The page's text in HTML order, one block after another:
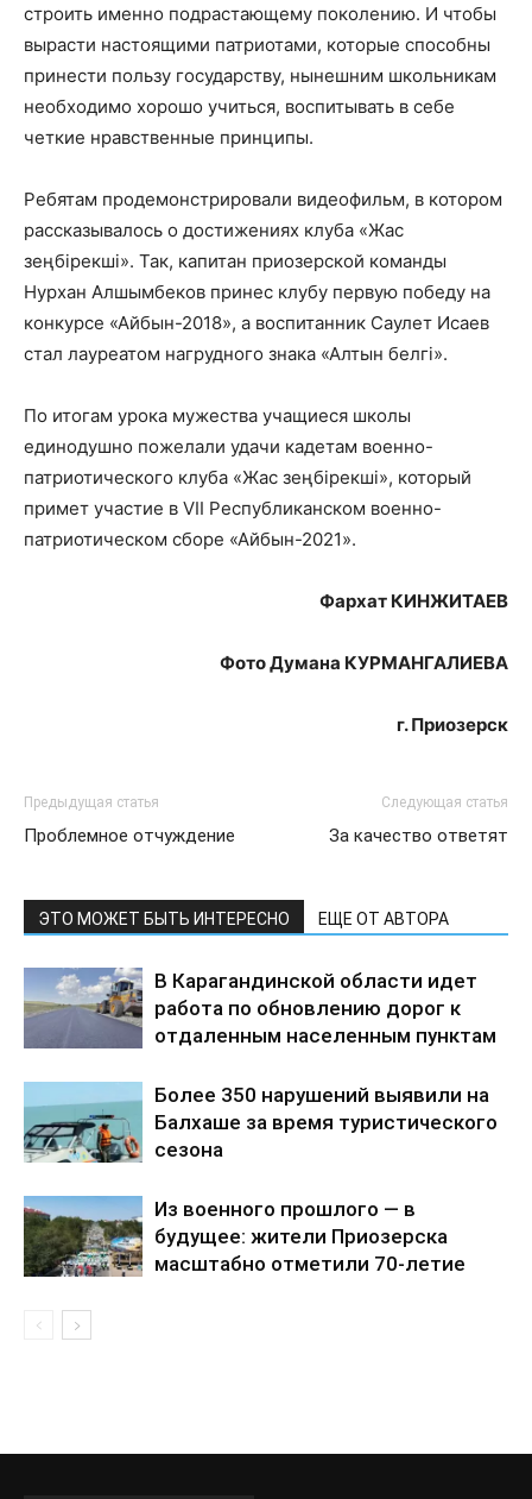
строить именно подрастающему поколению. И чтобы
вырасти настоящими патриотами, которые способны
принести пользу государству, нынешним школьникам
необходимо хорошо учиться, воспитывать в себе
четкие нравственные принципы.
Ребятам продемонстрировали видеофильм, в котором
рассказывалось о достижениях клуба «Жас
зеңбірекші». Так, капитан приозерской команды
Нурхан Алшымбеков принес клубу первую победу на
конкурсе «Айбын-2018», а воспитанник Саулет Исаев
стал лауреатом нагрудного знака «Алтын белгі».
По итогам урока мужества учащиеся школы
единодушно пожелали удачи кадетам военно-
патриотического клуба «Жас зеңбірекші», который
примет участие в VII Республиканском военно-
патриотическом сборе «Айбын-2021».
Фархат КИНЖИТАЕВ
ФотоДумана КУРМАНГАЛИЕВА
г. Приозерск
Предыдущая статья
Проблемное отчуждение
Следующая статья
За качество ответят
ЭТО МОЖЕТ БЫТЬ ИНТЕРЕСНО ЕЩЕ ОТ АВТОРА
В Карагандинской области идет
работа по обновлению дорог к
отдаленным населенным пунктам
Более 350 нарушений выявили на
Балхаше за время туристического
сезона
Из военного прошлого — в
будущее: жители Приозерска
масштабно отметили 70-летие